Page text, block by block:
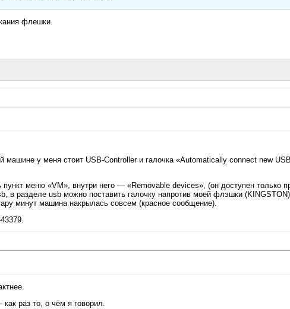
флешки.
у меня стоит USB-Controller и галочка «Automatically connect new
меню «VM», внутри него — «Removable devices», (он доступен только
в разделе usb можно поставить галочку напротив моей флэшки
минут машина накрылась совсем (красное сообщение).
раз то, о чём я говорил.